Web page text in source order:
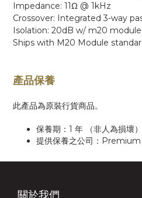
Impedance: 11Ω @ 1kHz
Crossover: Integrated 3-way
Isolation: 20dB w/ m20
Ships with M20 Module
產品保養
此產品為原裝行貨商品。
保養期：1 年 （非人為損壞）
提供保養之公司：
關於我們